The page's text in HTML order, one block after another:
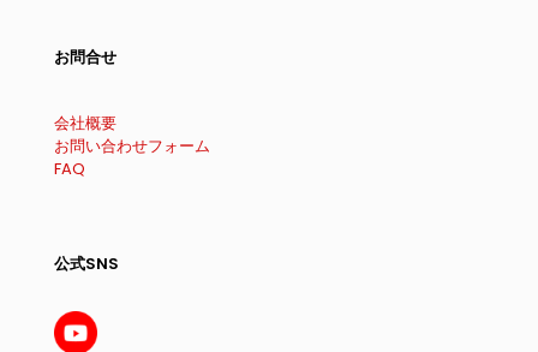
お問合せ
会社概要
お問い合わせフォーム
FAQ
公式SNS